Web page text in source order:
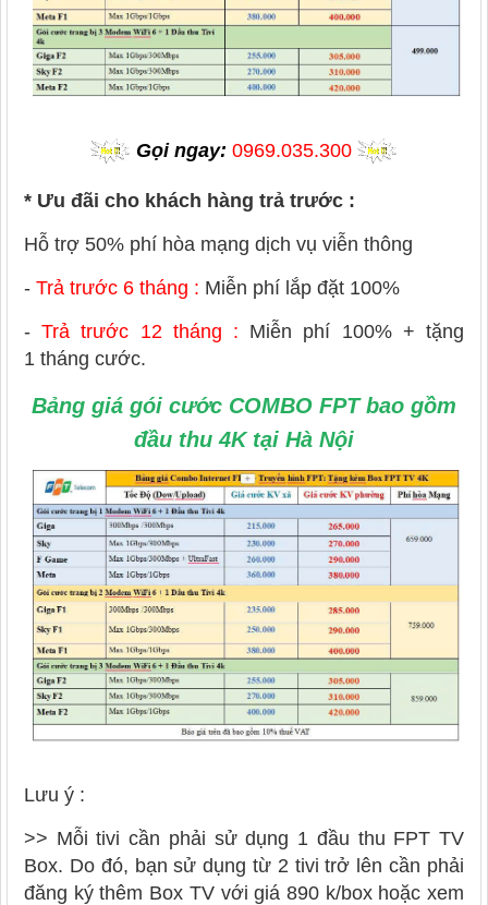
Gọi ngay: 0969.035.300
* Ưu đãi cho khách hàng trả trước :
Hỗ trợ 50% phí hòa mạng dịch vụ viễn thông
- Trả trước 6 tháng : Miễn phí lắp đặt 100%
- Trả trước 12 tháng : Miễn phí 100% + tặng
1 tháng cước.
Bảng giá gói cước COMBO FPT bao gồm
đầu thu 4K tại Hà Nội
Lưu ý :
>> Mỗi tivi cần phải sử dụng 1 đầu thu FPT TV
Box. Do đó, bạn sử dụng từ 2 tivi trở lên cần phải
đăng ký thêm Box TV với giá 890 k/box hoặc xem